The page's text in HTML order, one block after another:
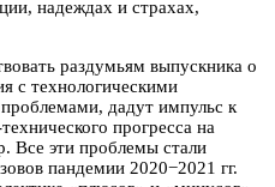
надеждах и страхах,
раздумьям выпускника о
с технологическими
дадут импульс к
прогресса на
Все эти проблемы стали
пандемии 2020−2021 гг.